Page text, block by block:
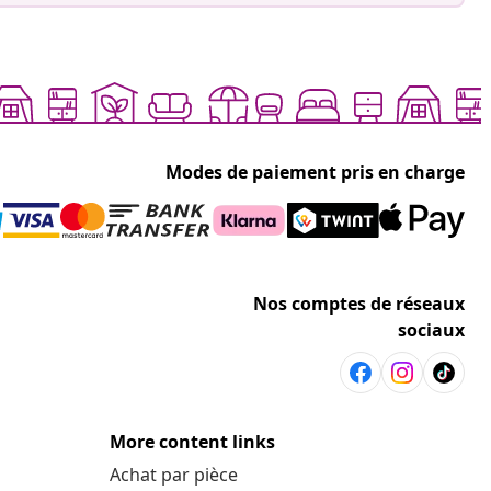
Modes de paiement pris en charge
Nos comptes de réseaux
sociaux
More content links
Achat par pièce